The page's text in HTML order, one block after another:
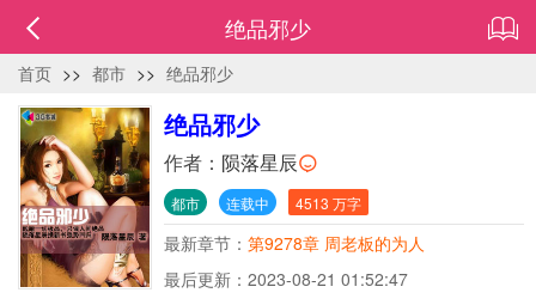
绝品邪少
首页 >> 都市 >> 绝品邪少
绝品邪少
作者： 陨落星辰
都市 连载中 4513 万字
最新章节： 第9278章 周老板的为人
最后更新：2023-08-21 01:52:47